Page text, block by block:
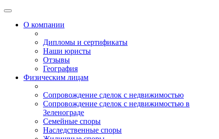
О компании
Дипломы и сертификаты
Наши юристы
Отзывы
География
Физическим лицам
Сопровождение сделок с недвижимостью
Сопровождение сделок с недвижимостью в
Зеленограде
Семейные споры
Наследственные споры